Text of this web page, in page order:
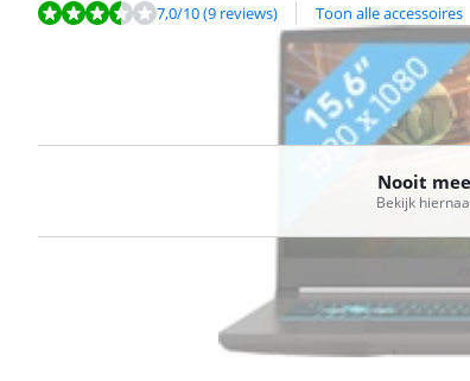
Beoordeling is 7,0 van de 10, gebaseerd op 9 reviews.
7,0/10(9 reviews) Toon alle accessoires
Bekijk alle
Nooit
Bekijk